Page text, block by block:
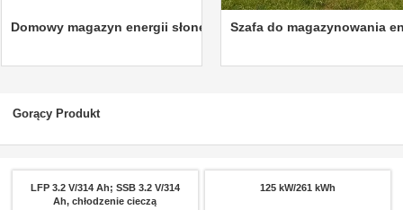
energii w szafie
magazyn energii słonecznej (układalny)Szafa do magazynowania
Gorący Produkt
LFP 3.2 V/314 Ah; SSB 3.2 V/314
Ah, chłodzenie cieczą
125 kW/261 kWh